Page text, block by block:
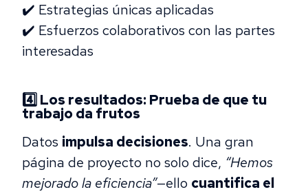
✔️ Estrategias únicas aplicadas
✔️ Esfuerzos colaborativos con las partes
interesadas
4️⃣ Los resultados: Prueba de que tu
trabajo da frutos
Datos impulsa decisiones. Una gran
página de proyecto no solo dice, “Hemos
mejorado la eficiencia”—ello cuantifica el